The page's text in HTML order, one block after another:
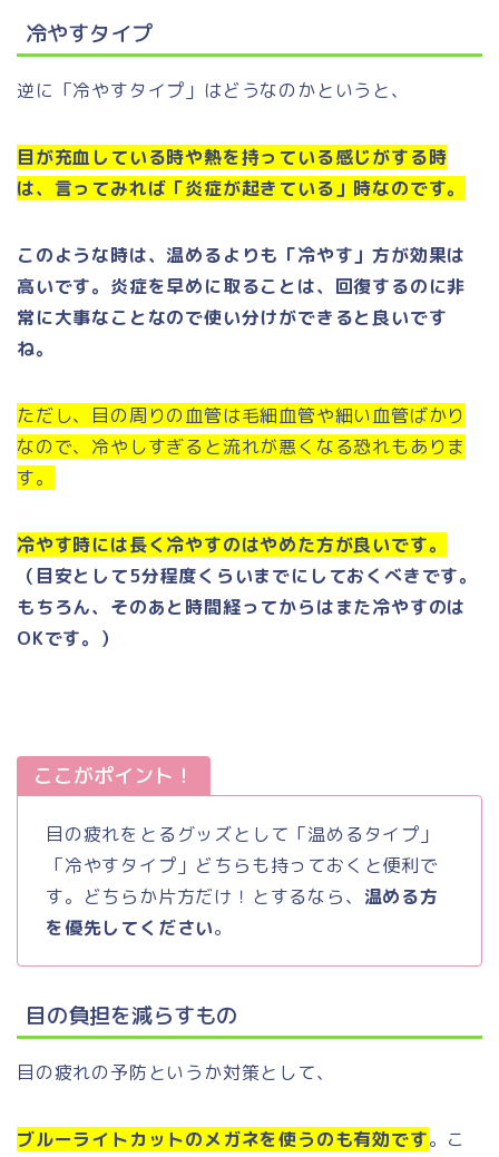
冷やすタイプ
逆に「冷やすタイプ」はどうなのかというと、
目が充血している時や熱を持っている感じがする時
は、言ってみれば「炎症が起きている」時なのです。
このような時は、温めるよりも「冷やす」方が効果は
高いです。炎症を早めに取ることは、回復するのに非
常に大事なことなので使い分けができると良いです
ね。
ただし、目の周りの血管は毛細血管や細い血管ばかり
なので、冷やしすぎると流れが悪くなる恐れもありま
す。
冷やす時には長く冷やすのはやめた方が良いです。
（目安として5分程度くらいまでにしておくべきです。
もちろん、そのあと時間経ってからはまた冷やすのは
OKです。）
ここがポイント！
目の疲れをとるグッズとして「温めるタイプ」
「冷やすタイプ」どちらも持っておくと便利で
す。どちらか片方だけ！とするなら、 温める方
を優先してください。
目の負担を減らすもの
目の疲れの予防というか対策として、
ブルーライトカットのメガネを使うのも有効です。こ